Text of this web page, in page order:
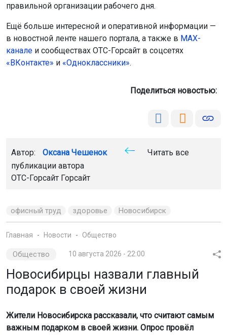
правильной организации рабочего дня.
Ещё больше интересной и оперативной информации —
в новостной ленте нашего портала, а также в МАХ-
канале и сообществах ОТС-Горсайт в соцсетях
«ВКонтакте» и «Одноклассники».
Поделиться новостью:
Автор: Оксана Чешенок
Читать все
публикации автора
ОТС-Горсайт Горсайт
офисный труд здоровье Новосибирск
Главная Новости Общество
Общество 10 августа 2026 - 22:00
Новосибирцы назвали главный
подарок в своей жизни
Жители Новосибирска рассказали, что считают самым
важным подарком в своей жизни. Опрос провёл